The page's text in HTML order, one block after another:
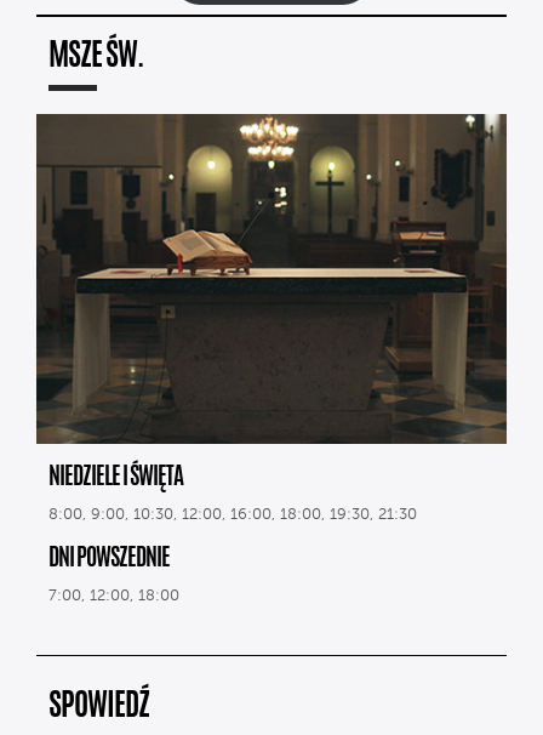
MSZE ŚW.
NIEDZIELE I ŚWIĘTA
8:00, 9:00, 10:30, 12:00, 16:00, 18:00, 19:30, 21:30
DNI POWSZEDNIE
7:00, 12:00, 18:00
SPOWIEDŹ